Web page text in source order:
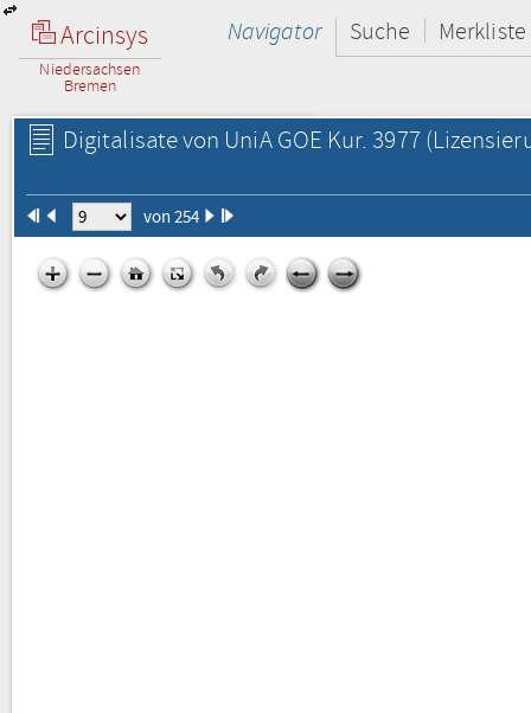
Arcinsys
Niedersachsen
Bremen
Navigator Suche Merkliste
Digitalisate von UniA GOE Kur. 3977
von 254